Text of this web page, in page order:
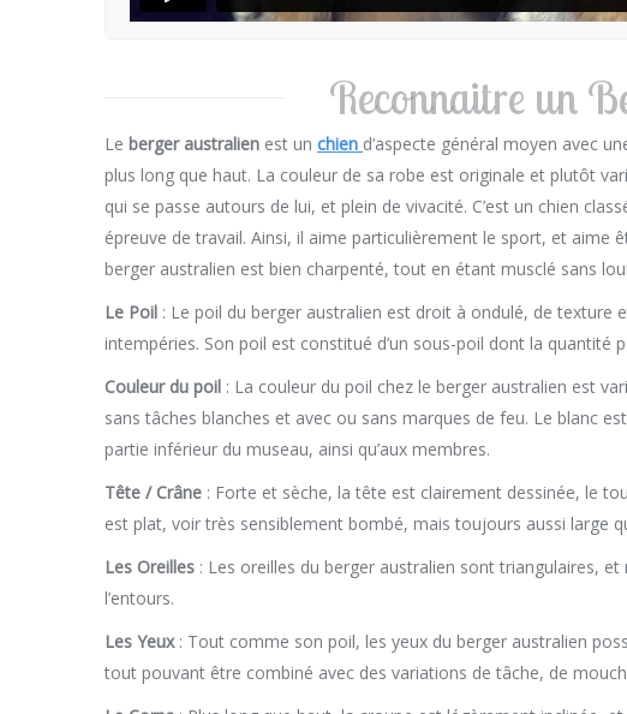
Reconnaitre un
Le berger australien est un chien d’aspecte général moyen avec
plus long que haut. La couleur de sa robe est originale et plutôt
qui se passe autours de lui, et plein de vivacité. C’est un chien
épreuve de travail. Ainsi, il aime particulièrement le sport, et aime
berger australien est bien charpenté, tout en étant musclé sans
Le Poil : Le poil du berger australien est droit à ondulé, de
intempéries. Son poil est constitué d’un sous-poil dont la quantité
Couleur du poil : La couleur du poil chez le berger australien est
sans tâches blanches et avec ou sans marques de feu. Le blanc
partie inférieur du museau, ainsi qu’aux membres.
Tête / Crâne : Forte et sèche, la tête est clairement dessinée, le
est plat, voir très sensiblement bombé, mais toujours aussi large
Les Oreilles : Les oreilles du berger australien sont triangulaires,
l’entours.
Les Yeux: Tout comme son poil, les yeux du berger australien
tout pouvant être combiné avec des variations de tâche, de